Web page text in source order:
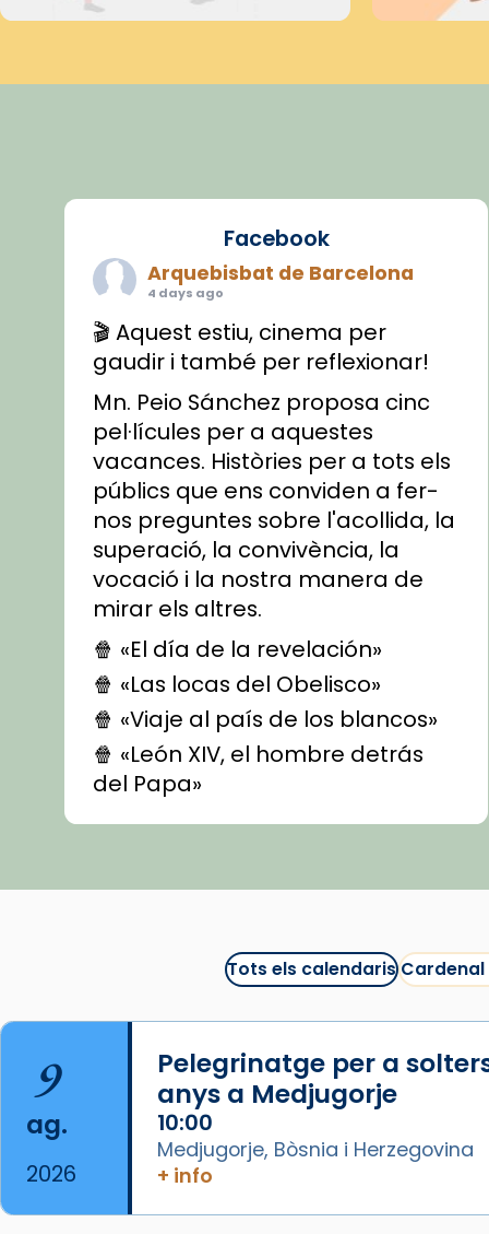
Facebook
Arquebisbat de Barcelona
4 days ago
🎬 Aquest estiu, cinema per
gaudir i també per reflexionar!
Mn. Peio Sánchez proposa cinc
pel·lícules per a aquestes
vacances. Històries per a tots els
públics que ens conviden a fer-
nos preguntes sobre l'acollida, la
superació, la convivència, la
vocació i la nostra manera de
mirar els altres.
🍿 «El día de la revelación»
🍿 «Las locas del Obelisco»
🍿 «Viaje al país de los blancos»
🍿 «León XIV, el hombre detrás
del Papa»
🍿 «Las ovejas detectives»
recomanacions i prepara una
#CinemaEspiritualitual
@cinemaspiritcat
Imatge: Generada amb IA
(OpenAI)
Video
View on Facebook
Arquebisbat de Barcelona
Tots els calendarisCardenal
9
ag.
2026
Pelegrinatge per a
anys a Medjugorje
10:00
Medjugorje, Bòsnia i Herzegovina
+ info